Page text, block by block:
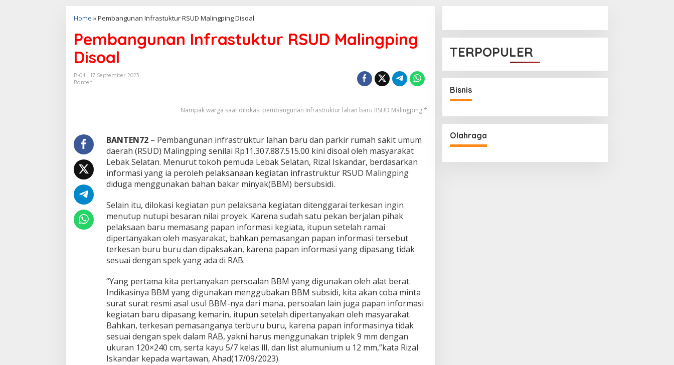
Home »Pembangunan Infrastuktur RSUD Malingping Disoal
Pembangunan Infrastuktur RSUD Malingping
Disoal
B-04
17 September 2023
Banten
Nampak warga saat dilokasi pembangunan Infrastruktur lahan baru RSUD Malingping.*
BANTEN72– Pembangunan infrastruktur lahan baru dan parkir rumah sakit umum
daerah (RSUD) Malingping senilai Rp11.307.887.515.00 kini disoal oleh masyarakat
Lebak Selatan. Menurut tokoh pemuda Lebak Selatan, Rizal Iskandar, berdasarkan
informasi yang ia peroleh pelaksanaan kegiatan infrastruktur RSUD Malingping
diduga menggunakan bahan bakar minyak(BBM) bersubsidi.
Selain itu, dilokasi kegiatan pun pelaksana kegiatan ditenggarai terkesan ingin
menutup nutupi besaran nilai proyek. Karena sudah satu pekan berjalan pihak
pelaksaan baru memasang papan informasi kegiata, itupun setelah ramai
dipertanyakan oleh masyarakat, bahkan pemasangan papan informasi tersebut
terkesan buru buru dan dipaksakan, karena papan informasi yang dipasang tidak
sesuai dengan spek yang ada di RAB.
“Yang pertama kita pertanyakan persoalan BBM yang digunakan oleh alat berat.
Indikasinya BBM yang digunakan menggubakan BBM subsidi, kita akan coba minta
surat surat resmi asal usul BBM-nya dari mana, persoalan lain juga papan informasi
kegiatan baru dipasang kemarin, itupun setelah dipertanyakan oleh masyarakat.
Bahkan, terkesan pemasanganya terburu buru, karena papan informasinya tidak
sesuai dengan spek dalam RAB, yakni harus menggunakan triplek 9 mm dengan
ukuran 120×240 cm, serta kayu 5/7 kelas lll, dan list alumunium u 12 mm,”kata Rizal
Iskandar kepada wartawan, Ahad(17/09/2023).
TERPOPULER
Bisnis
Olahraga